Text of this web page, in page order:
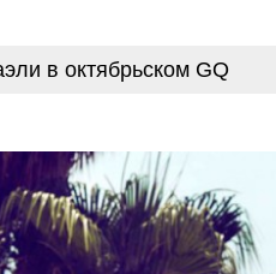
в октябрьском GQ